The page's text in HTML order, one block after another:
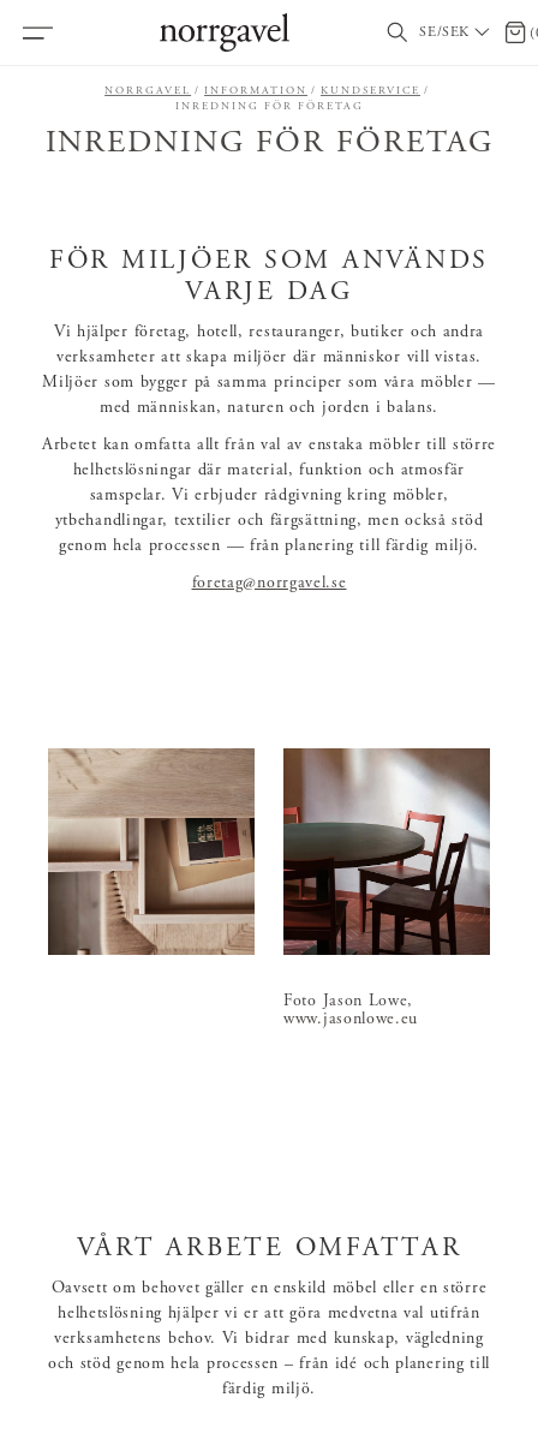
SE/SEK 0 (
NORRGAVEL INFORMATION
KUNDSERVICE
INREDNING FÖR FÖRETAG
INREDNING FÖR FÖRETAG
FÖR MILJÖER SOM ANVÄNDS
VARJE DAG
Vi hjälper företag, hotell, restauranger, butiker och andra
verksamheter att skapa miljöer där människor vill vistas.
Miljöer som bygger på samma principer som våra möbler —
med människan, naturen och jorden i balans.
Arbetet kan omfatta allt från val av enstaka möbler till större
helhetslösningar där material, funktion och atmosfär
samspelar. Vi erbjuder rådgivning kring möbler,
ytbehandlingar, textilier och färgsättning, men också stöd
genom hela processen — från planering till färdig miljö.
foretag@norrgavel.se
Foto Jason Lowe,
www.jasonlowe.eu
VÅRT ARBETE OMFATTAR
Oavsett om behovet gäller en enskild möbel eller en större
helhetslösning hjälper vi er att göra medvetna val utifrån
verksamhetens behov. Vi bidrar med kunskap, vägledning
och stöd genom hela processen – från idé och planering till
färdig miljö.